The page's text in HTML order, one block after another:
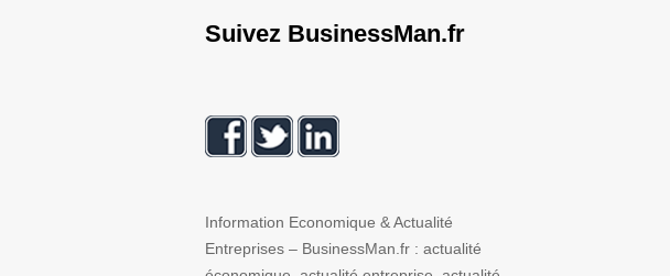
Suivez BusinessMan.fr
Information Economique & Actualité
Entreprises – BusinessMan.fr : actualité